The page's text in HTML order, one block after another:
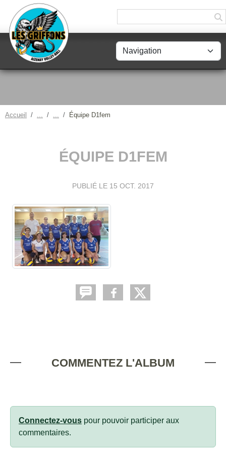
Accueil Équipe D1fem
ÉQUIPE D1FEM
PUBLIÉ LE 15 OCT. 2017
COMMENTEZ L'ALBUM
Connectez-vous pour pouvoir participer aux
commentaires.
Panneau de gestion des cookies